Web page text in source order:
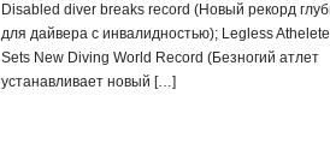
Disabled diver breaks record (Новый рекорд
для дайвера с инвалидностью); Legless Athelete
Sets New Diving World Record (Безногий атлет
устанавливает новый […]